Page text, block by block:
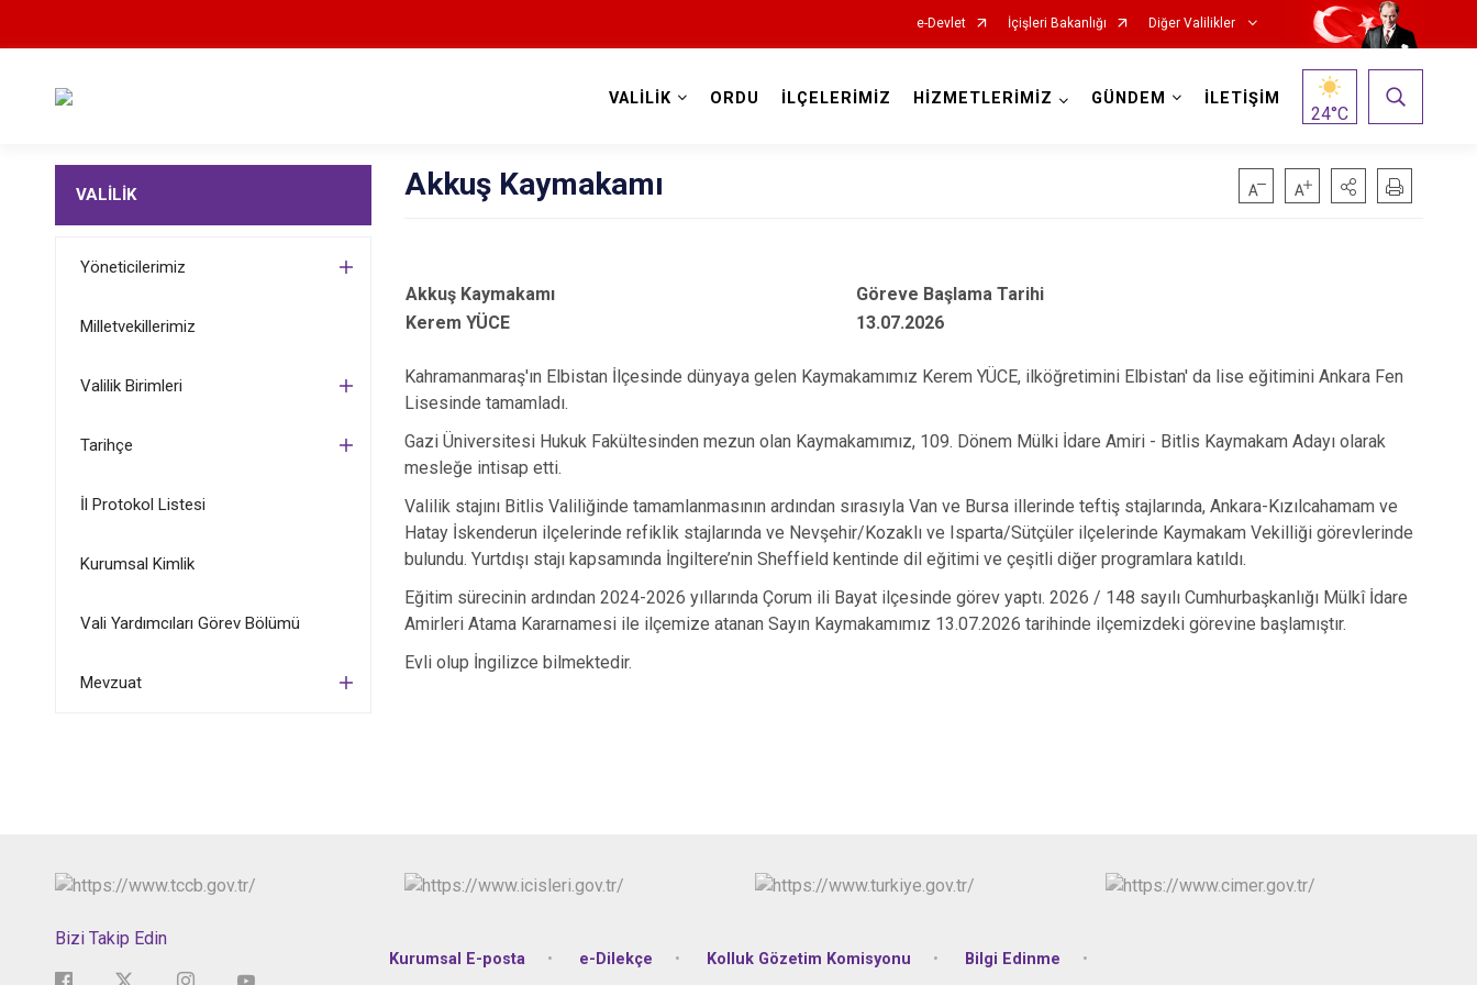
e-Devlet İçişleri Bakanlığı Diğer Valilikler
VALİLİK ORDU İLÇELERİMİZ HİZMETLERİMİZ GÜNDEM İLETİŞİM
24°C
VALİLİK
Yöneticilerimiz
Milletvekillerimiz
Valilik Birimleri
Tarihçe
İl Protokol Listesi
Kurumsal Kimlik
Vali Yardımcıları Görev Bölümü
Mevzuat
Akkuş Kaymakamı
Akkuş Kaymakamı
Göreve Başlama Tarihi
Kerem YÜCE
13.07.2026
Kahramanmaraş'ın Elbistan İlçesinde dünyaya gelen Kaymakamımız Kerem YÜCE, ilköğretimini Elbistan' da lise eğitimini Ankara Fen
Lisesinde tamamladı.
Gazi Üniversitesi Hukuk Fakültesinden mezun olan Kaymakamımız, 109. Dönem Mülki İdare Amiri - Bitlis Kaymakam Adayı olarak
mesleğe intisap etti.
Valilik stajını Bitlis Valiliğinde tamamlanmasının ardından sırasıyla Van ve Bursa illerinde teftiş stajlarında, Ankara-Kızılcahamam ve
Hatay İskenderun ilçelerinde refiklik stajlarında ve Nevşehir/Kozaklı ve Isparta/Sütçüler ilçelerinde Kaymakam Vekilliği görevlerinde
bulundu. Yurtdışı stajı kapsamında İngiltere’nin Sheffield kentinde dil eğitimi ve çeşitli diğer programlara katıldı.
Eğitim sürecinin ardından 2024-2026 yıllarında Çorum ili Bayat ilçesinde görev yaptı. 2026 / 148 sayılı Cumhurbaşkanlığı Mülkî İdare
Amirleri Atama Kararnamesi ile ilçemize atanan Sayın Kaymakamımız 13.07.2026 tarihinde ilçemizdeki görevine başlamıştır.
Evli olup İngilizce bilmektedir.
Bizi Takip Edin
Kurumsal E-posta e-Dilekçe Kolluk Gözetim Komisyonu Bilgi Edinme